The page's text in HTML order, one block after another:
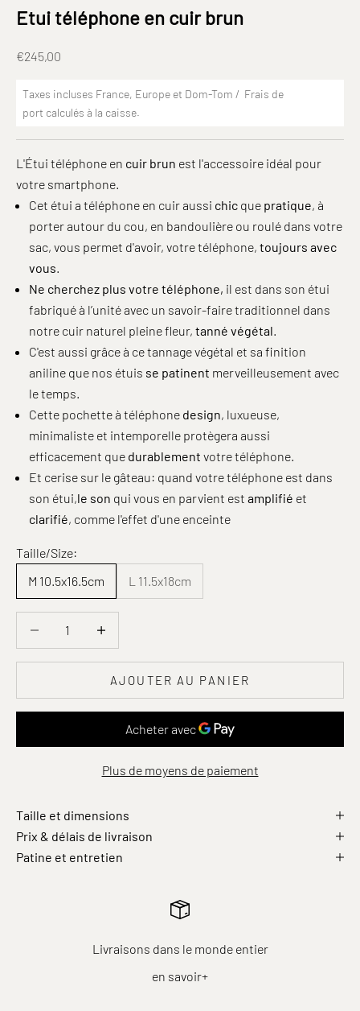
Etui téléphone en cuir brun
Prix de vente
€245,00
Taxes incluses France, Europe et Dom-Tom / Frais de
port calculés à la caisse.
L'Étui téléphone en cuir brun est l'accessoire idéal pour
votre smartphone.
Cet étui a téléphone en cuir aussi chic que pratique, à
porter autour du cou, en bandoulière ou roulé dans votre
sac, vous permet d'avoir, votre téléphone, toujours avec
vous
Ne cherchez plus votre téléphone, il est dans son étui
fabriqué à l’unité avec un savoir-faire traditionnel dans
notre cuir naturel pleine fleur, tanné végétal
C'est aussi grâce à ce tannage végétal et sa finition
aniline que nos étuis se patinent merveilleusement avec
le temps.
Cette pochette à téléphone design, luxueuse,
minimaliste et intemporelle protègera aussi
efficacement que durablement votre téléphone.
Et cerise sur le gâteau: quand votre téléphone est dans
son étui,le son qui vous en parvient est amplifié et
clarifié, comme l'effet d'une enceinte
Taille/Size:
M 10.5x16.5cm
L 11.5x18cm
AJOUTER AU PANIER
Plus de moyens de paiement
Taille et dimensions
Prix & délais de livraison
Patine et entretien
Livraisons dans le monde entier
en savoir+